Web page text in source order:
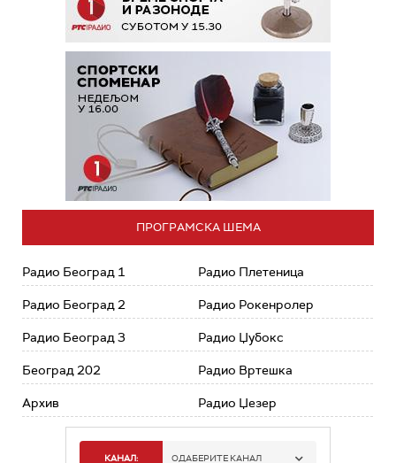
ПРОГРАМСКА ШЕМА
Радио Београд 1
Радио Београд 2
Радио Београд 3
Београд 202
Архив
Радио Плетеница
Радио Рокенролер
Радио Џубокс
Радио Вртешка
Радио Џезер
КАНАЛ: ОДАБЕРИТЕ КАНАЛ